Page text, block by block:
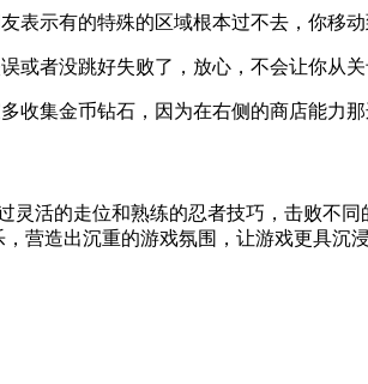
表示有的特殊的区域根本过不去，你移
或者没跳好失败了，放心，不会让你从
收集金币钻石，因为在右侧的商店能力
灵活的走位和熟练的忍者技巧，击败不
营造出沉重的游戏氛围，让游戏更具沉浸